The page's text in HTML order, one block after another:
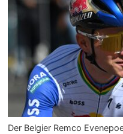
Der Belgier Remco